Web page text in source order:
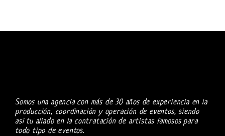
Somos una agencia con más de 30 años de experiencia en la
producción, coordinación y operación de eventos, siendo
asi tu aliado en la contratación de artistas famosos para
todo tipo de eventos.